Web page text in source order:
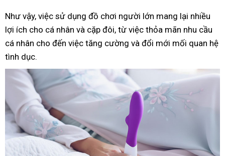
Như vậy, việc sử dụng đồ chơi người lớn mang lại nhiều
lợi ích cho cá nhân và cặp đôi, từ việc thỏa mãn nhu cầu
cá nhân cho đến việc tăng cường và đổi mới mối quan hệ
tình dục.